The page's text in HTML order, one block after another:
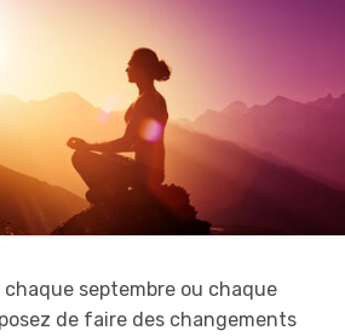
chaque septembre ou chaque
de faire des changements